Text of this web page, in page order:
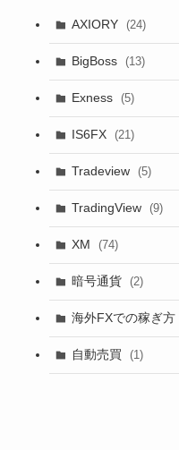
AXIORY (24)
BigBoss (13)
Exness (5)
IS6FX (21)
Tradeview (5)
TradingView (9)
XM (74)
暗号通貨 (2)
海外FXでの稼ぎ方
自動売買 (1)